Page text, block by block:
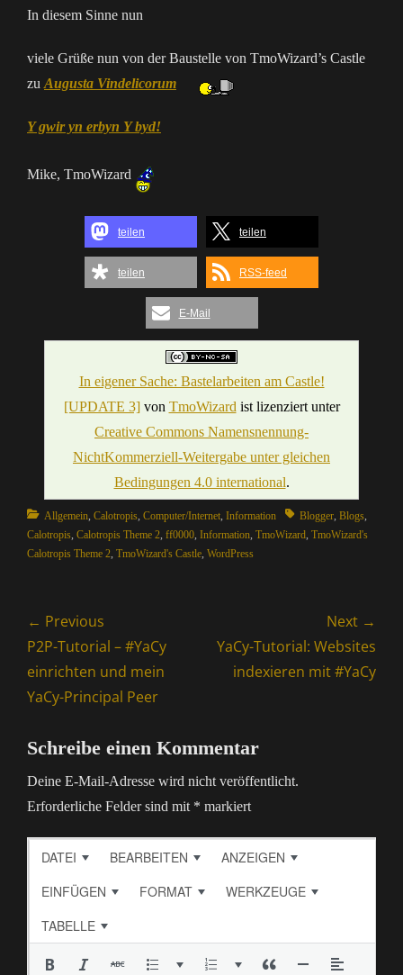
In diesem Sinne nun
viele Grüße nun von der Baustelle von TmoWizard’s Castle
zu Augusta Vindelicorum
Y gwir yn erbyn Y byd!
Mike, TmoWizard
teilen teilen
teilen RSS-feed
E-Mail
In eigener Sache: Bastelarbeiten am Castle!
[UPDATE 3]von TmoWizard ist lizenziert unter
Creative Commons Namensnennung-
NichtKommerziell-Weitergabe unter gleichen
Bedingungen 4.0 international.
Categories
Allgemein, Calotropis, Computer/Internet, Information TagsBlogger, Blogs,
Calotropis, Calotropis Theme 2, ff0000, Information, TmoWizard, TmoWizard's
Calotropis Theme 2, TmoWizard's Castle, WordPress
Beitragsnavigation
← Previous
Previous
post:
P2P-Tutorial – #YaCy
einrichten und mein
YaCy-Principal Peer
Next →
Next
post:
YaCy-Tutorial: Websites
indexieren mit #YaCy
Schreibe einen Kommentar
Deine E-Mail-Adresse wird nicht veröffentlicht.
Erforderliche Felder sind mit * markiert
DATEI BEARBEITEN
ANZEIGEN
EINFÜGEN
FORMAT
WERKZEUGE
TABELLE